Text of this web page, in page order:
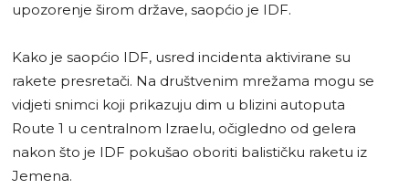
upozorenje širom države, saopćio je IDF.
Kako je saopćio IDF, usred incidenta aktivirane su
rakete presretači. Na društvenim mrežama mogu se
vidjeti snimci koji prikazuju dim u blizini autoputa
Route 1 u centralnom Izraelu, očigledno od gelera
nakon što je IDF pokušao oboriti balističku raketu iz
Jemena.